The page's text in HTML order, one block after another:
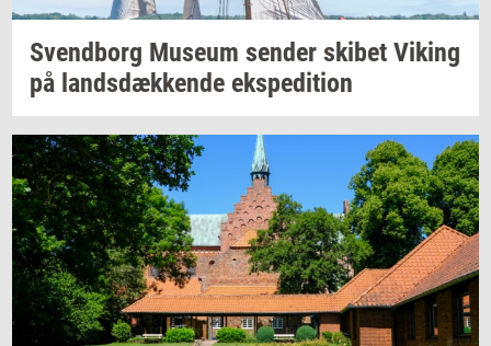
Svend­borg Mu­se­um sen­der ski­bet Viking
på lands­dæk­ken­de eks­pe­di­tion